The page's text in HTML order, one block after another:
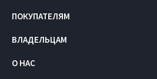
ПОКУПАТЕЛЯМ
ВЛАДЕЛЬЦАМ
О НАС